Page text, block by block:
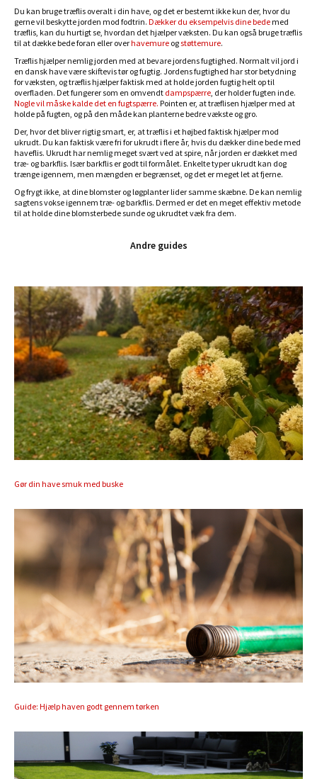
Du kan bruge træflis overalt i din have, og det er bestemt ikke kun der, hvor du
gerne vil beskytte jorden mod fodtrin. Dækker du eksempelvis dine bede med
træflis, kan du hurtigt se, hvordan det hjælper væksten. Du kan også bruge træflis
til at dække bede foran eller overhavemure ogstøttemure.
Træflis hjælper nemlig jorden med at bevare jordens fugtighed. Normalt vil jord i
en dansk have være skiftevis tør og fugtig. Jordens fugtighed har stor betydning
for væksten, og træflis hjælper faktisk med at holde jorden fugtig helt op til
overfladen. Det fungerer som en omvendt dampspærre, der holder fugten inde.
Nogle vil måske kalde det en fugtspærre. Pointen er, at træflisen hjælper med at
holde på fugten, og på den måde kan planterne bedre vækste og gro.
Der, hvor det bliver rigtig smart, er, at træflis i et højbed faktisk hjælper mod
ukrudt. Du kan faktisk være fri for ukrudt i flere år, hvis du dækker dine bede med
haveflis. Ukrudt har nemlig meget svært ved at spire, når jorden er dækket med
træ- og barkflis. Især barkflis er godt til formålet. Enkelte typer ukrudt kan dog
trænge igennem, men mængden er begrænset, og det er meget let at fjerne.
Og frygt ikke, at dine blomster og løgplanter lider samme skæbne. De kan nemlig
sagtens vokse igennem træ- og barkflis. Dermed er det en meget effektiv metode
til at holde dine blomsterbede sunde og ukrudtet væk fra dem.
Andre guides
Gør din have smuk med buske
Guide: Hjælp haven godt gennem tørken